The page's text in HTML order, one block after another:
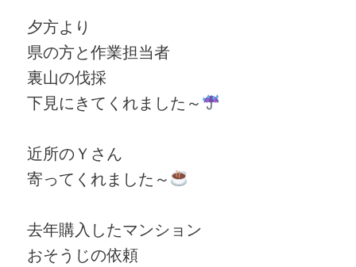
夕方より
県の方と作業担当者
裏山の伐採
下見にきてくれました～
近所のＹさん
寄ってくれました～
去年購入したマンション
おそうじの依頼